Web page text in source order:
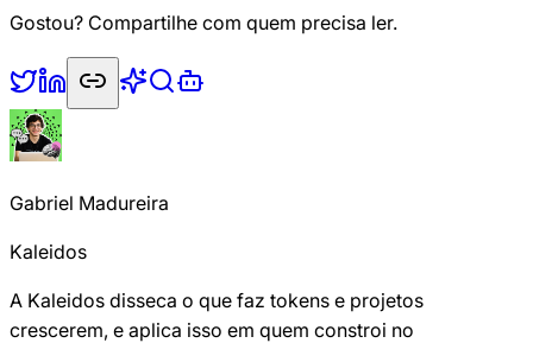
Gostou? Compartilhe com quem precisa ler.
Gabriel Madureira
Kaleidos
A Kaleidos disseca o que faz tokens e projetos
crescerem, e aplica isso em quem constroi no